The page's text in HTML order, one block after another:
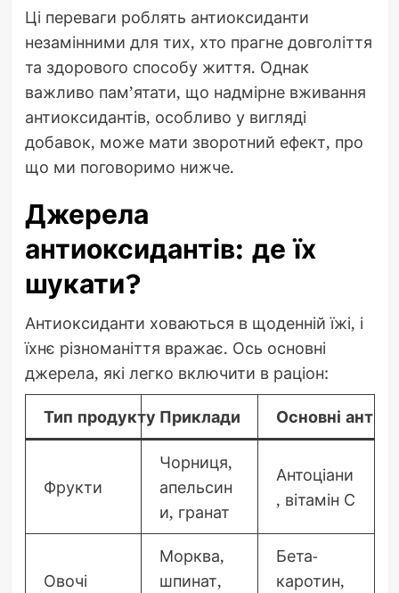
Ці переваги роблять антиоксиданти
незамінними для тих, хто прагне довголіття
та здорового способу життя. Однак
важливо пам’ятати, що надмірне вживання
антиоксидантів, особливо у вигляді
добавок, може мати зворотний ефект, про
що ми поговоримо нижче.
Джерела
антиоксидантів: де їх
шукати?
Антиоксиданти ховаються в щоденній їжі, і
їхнє різноманіття вражає. Ось основні
джерела, які легко включити в раціон:
Тип продукту Приклади Основні
Фрукти
Чорниця,
апельсин
и, гранат
Антоціани
, вітамін С
Овочі
Морква,
шпинат,
Бета-
каротин,